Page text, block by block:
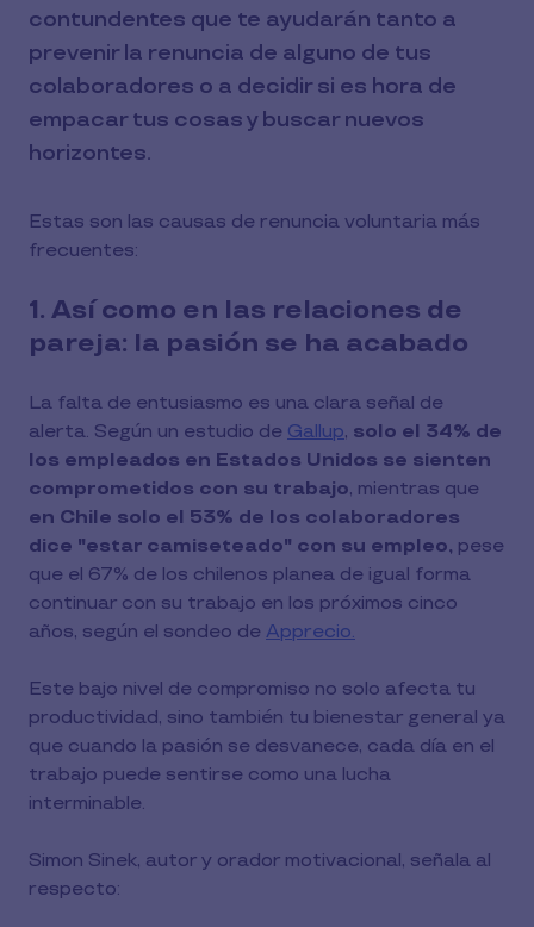
contundentes que te ayudarán tanto a
prevenir la renuncia de alguno de tus
colaboradores o a decidir si es hora de
empacar tus cosas y buscar nuevos
horizontes.
Estas son las causas de renuncia voluntaria más
frecuentes:
1. Así como en las relaciones de
pareja: la pasión se ha acabado
La falta de entusiasmo es una clara señal de
alerta. Según un estudio de Gallup, solo el 34% de
los empleados en Estados Unidos se sienten
comprometidos con su trabajo, mientras que
en Chile solo el 53% de los colaboradores
dice "estar camiseteado" con su empleo, pese
que el 67% de los chilenos planea de igual forma
continuar con su trabajo en los próximos cinco
años, según el sondeo de Apprecio.
Este bajo nivel de compromiso no solo afecta tu
productividad, sino también tu bienestar general ya
que cuando la pasión se desvanece, cada día en el
trabajo puede sentirse como una lucha
interminable.
Simon Sinek, autor y orador motivacional, señala al
respecto: